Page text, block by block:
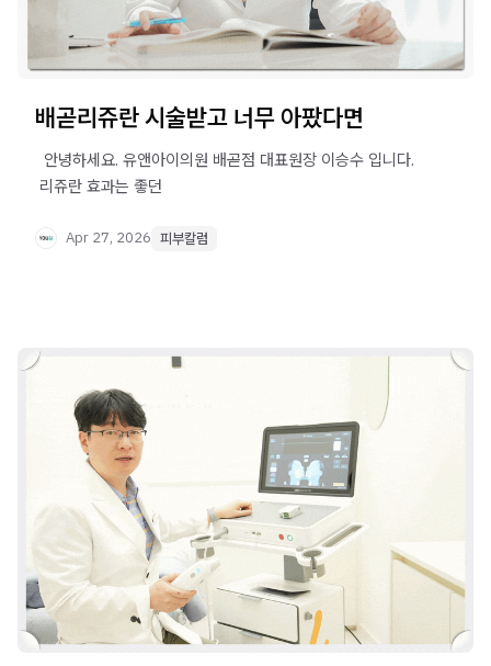
배곧리쥬란 시술받고 너무 아팠다면
​ ​ 안녕하세요. 유앤아이의원 배곧점 대표원장 이승수 입니다. ​
​ 리쥬란 효과는 좋던
Apr 27, 2026 피부칼럼